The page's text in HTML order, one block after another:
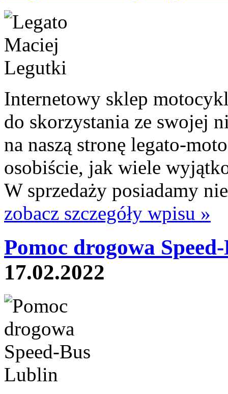
Internetowy sklep
do skorzystania ze swojej
na naszą stronę legato-
osobiście, jak wiele
W sprzedaży posiadamy
zobacz szczegóły wpisu »
Pomoc drogowa
17.02.2022